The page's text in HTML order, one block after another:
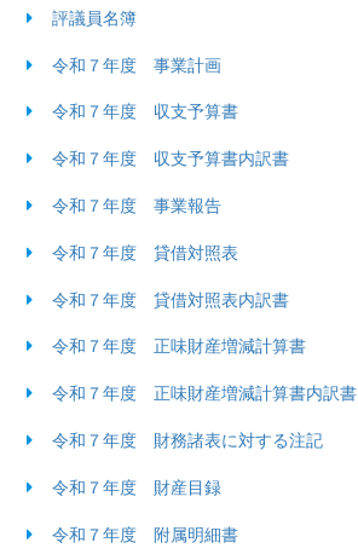
評議員名簿
令和７年度 事業計画
令和７年度 収支予算書
令和７年度 収支予算書内訳書
令和７年度 事業報告
令和７年度 貸借対照表
令和７年度 貸借対照表内訳書
令和７年度 正味財産増減計算書
令和７年度 正味財産増減計算書内訳書
令和７年度 財務諸表に対する注記
令和７年度 財産目録
令和７年度 附属明細書